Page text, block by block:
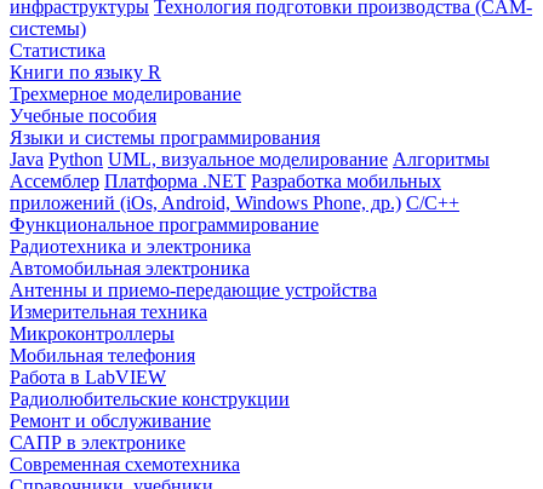
инфраструктуры Технология подготовки производства (CAM-
системы)
Статистика
Книги по языку R
Трехмерное моделирование
Учебные пособия
Языки и системы программирования
Java Python UML, визуальное моделирование Алгоритмы
Ассемблер Платформа .NET Разработка мобильных
приложений (iOs, Android, Windows Phone, др.) С/С++
Функциональное программирование
Радиотехника и электроника
Автомобильная электроника
Антенны и приемо-передающие устройства
Измерительная техника
Микроконтроллеры
Мобильная телефония
Работа в LabVIEW
Радиолюбительские конструкции
Ремонт и обслуживание
САПР в электронике
Современная схемотехника